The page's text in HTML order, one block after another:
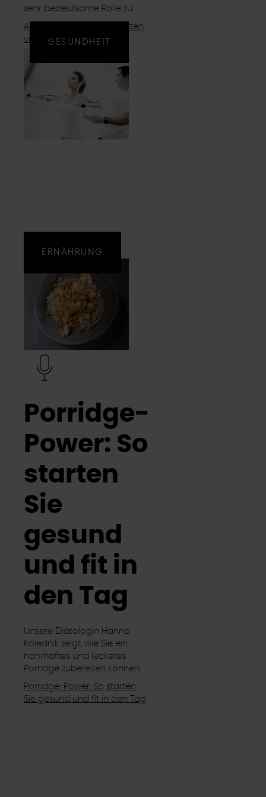
GESUNDHEIT
sehr bedeutsame Rolle zu.
Aufrecht bleiben, Schmerzen
vermeiden!
ERNÄHRUNG
Porridge-
Power: So
starten
Sie
gesund
und fit in
den Tag
Unsere Diätologin Hanna
Kolednik zeigt, wie Sie ein
nahrhaftes und leckeres
Porridge zubereiten können.
Porridge-Power: So starten
Sie gesund und fit in den Tag